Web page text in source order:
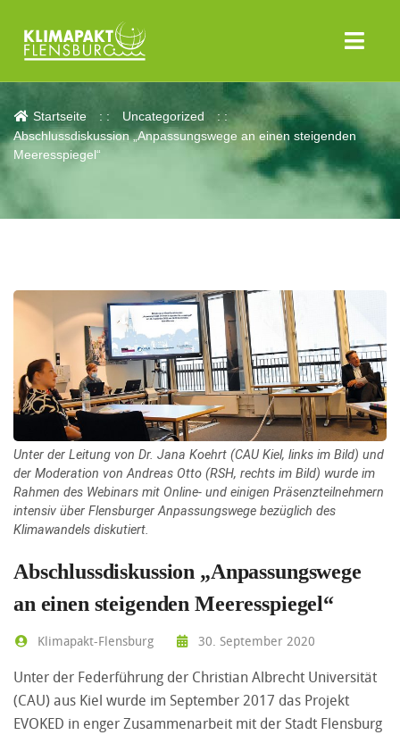
Aktuelles
Startseite
Uncategorized
Abschlussdiskussion „Anpassungswege an einen steigenden
Meeresspiegel“
Unter der Leitung von Dr. Jana Koehrt (CAU Kiel, links im Bild) und
der Moderation von Andreas Otto (RSH, rechts im Bild) wurde im
Rahmen des Webinars mit Online- und einigen Präsenzteilnehmern
intensiv über Flensburger Anpassungswege bezüglich des
Klimawandels diskutiert.
Abschlussdiskussion „Anpassungswege
an einen steigenden Meeresspiegel“
Klimapakt-Flensburg 30. September 2020
Unter der Federführung der Christian Albrecht Universität
(CAU) aus Kiel wurde im September 2017 das Projekt
EVOKED in enger Zusammenarbeit mit der Stadt Flensburg